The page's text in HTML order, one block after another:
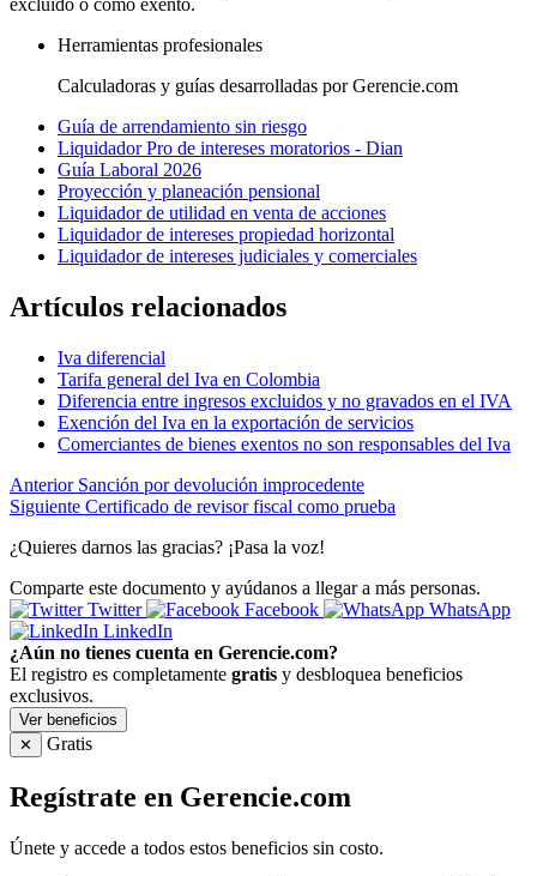
excluido o como exento.
Herramientas profesionales
Calculadoras y guías desarrolladas por Gerencie.com
Guía de arrendamiento sin riesgo
Liquidador Pro de intereses moratorios - Dian
Guía Laboral 2026
Proyección y planeación pensional
Liquidador de utilidad en venta de acciones
Liquidador de intereses propiedad horizontal
Liquidador de intereses judiciales y comerciales
Artículos relacionados
Iva diferencial
Tarifa general del Iva en Colombia
Diferencia entre ingresos excluidos y no gravados en el IVA
Exención del Iva en la exportación de servicios
Comerciantes de bienes exentos no son responsables del Iva
Anterior Sanción por devolución improcedente
Siguiente Certificado de revisor fiscal como prueba
¿Quieres darnos las gracias? ¡Pasa la voz!
Comparte este documento y ayúdanos a llegar a más personas.
Twitter
Facebook
WhatsApp
LinkedIn
¿Aún no tienes cuenta en Gerencie.com?
El registro es completamente gratis y desbloquea beneficios
exclusivos.
Ver beneficios
✕
Gratis
Regístrate en Gerencie.com
Únete y accede a todos estos beneficios sin costo.